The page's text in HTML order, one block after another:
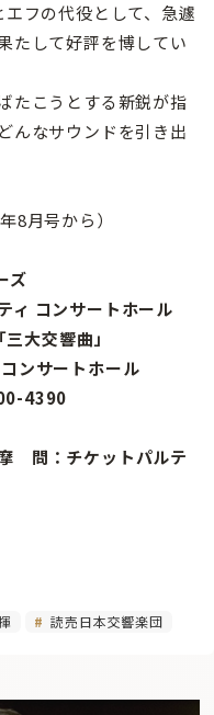
フの代役として、急遽
たして好評を博してい
たこうとする新鋭が指
んなサウンドを引き出
8月号から）
ズ
ィ コンサートホール
大交響曲」
ンサートホール
4390
問：チケットパルテ
読売日本交響楽団